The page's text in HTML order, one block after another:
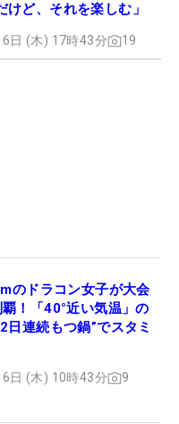
けど、それを楽しむ」
日 (木) 17時43分 19
のドラコン女子が大会
！「40°近い気温」の
日連続もつ鍋”でスタミ
日 (木) 10時43分 9